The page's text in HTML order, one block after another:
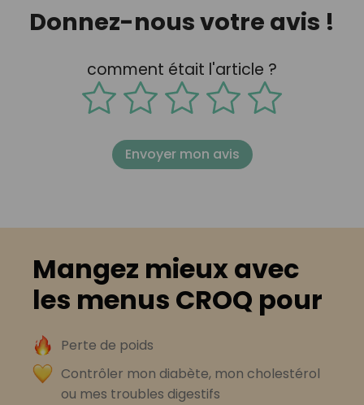
Donnez-nous votre avis !
comment était l'article ?
Envoyer mon avis
Mangez mieux avec
les menus CROQ pour
Perte de poids
Contrôler mon diabète, mon cholestérol
ou mes troubles digestifs